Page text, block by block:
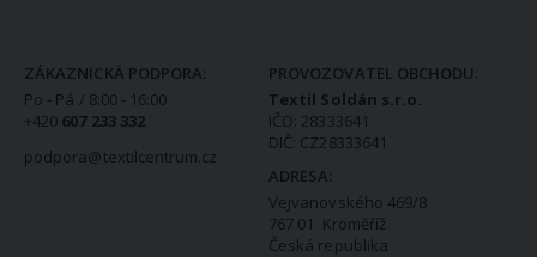
ZÁKAZNICKÁ PODPORA:
Po - Pá / 8:00 - 16:00
+420 607 233 332
podpora@textilcentrum.cz
PROVOZOVATEL OBCHODU:
Textil Soldán s.r.o.
IČO: 28333641
DIČ: CZ28333641
ADRESA:
Vejvanovského 469/8
767 01 Kroměříž
Česká republika